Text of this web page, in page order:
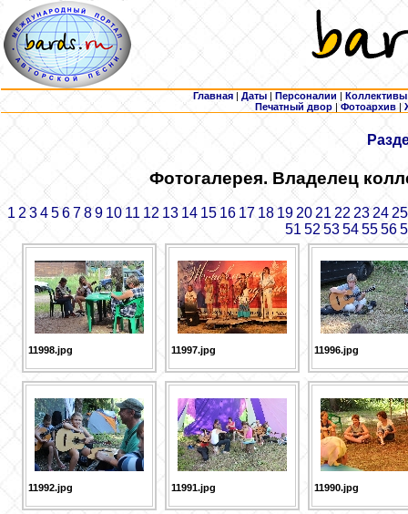
Главная | Даты | Персоналии | Коллективы
Печатный двор |Фотоархив |
Фотогалерея. Владелец
1 2 3 4 56 7 8 9 10 11 12 13 14 15 16 17 18 19 20 21 22 23 24 25
51 52 53545556
11998.jpg 11997.jpg 11996.jpg
11992.jpg 11991.jpg 11990.jpg